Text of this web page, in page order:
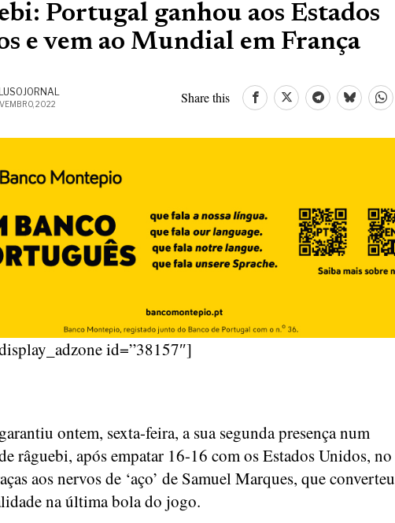
Portugal ganhou aos Estados
e vem ao Mundial em França
2022 Share this
id=”38157″]
ontem, sexta-feira, a sua segunda presença num
râguebi, após empatar 16-16 com os Estados Unidos, no
aos nervos de ‘aço’ de Samuel Marques, que converteu
na última bola do jogo.